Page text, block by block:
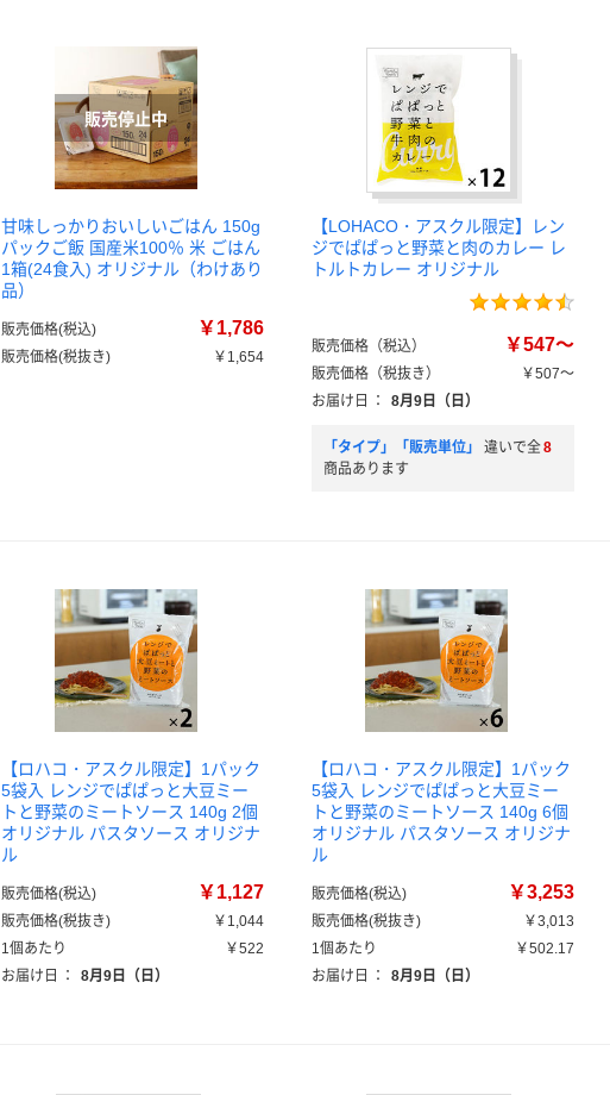
甘味しっかりおいしいごはん 150g
パックご飯 国産米100％ 米 ごはん
1箱(24食入) オリジナル（わけあり
品）
販売価格(税込) ￥1,786
販売価格(税抜き) ￥1,654
【LOHACO・アスクル限定】レン
ジでぱぱっと野菜と肉のカレー レ
トルトカレー オリジナル
販売価格（税込） ￥547～
販売価格（税抜き）
￥507～
お届け日
： 8月9日（日）
「タイプ」「販売単位」 違いで全8
商品あります
【ロハコ・アスクル限定】1パック
5袋入 レンジでぱぱっと大豆ミー
トと野菜のミートソース 140g 2個
オリジナル パスタソース オリジナ
ル
販売価格(税込) ￥1,127
販売価格(税抜き)
￥1,044
1個あたり
￥522
お届け日
： 8月9日（日）
【ロハコ・アスクル限定】1パック
5袋入 レンジでぱぱっと大豆ミー
トと野菜のミートソース 140g 6個
オリジナル パスタソース オリジナ
ル
販売価格(税込) ￥3,253
販売価格(税抜き)
￥3,013
1個あたり
￥502.17
お届け日
： 8月9日（日）